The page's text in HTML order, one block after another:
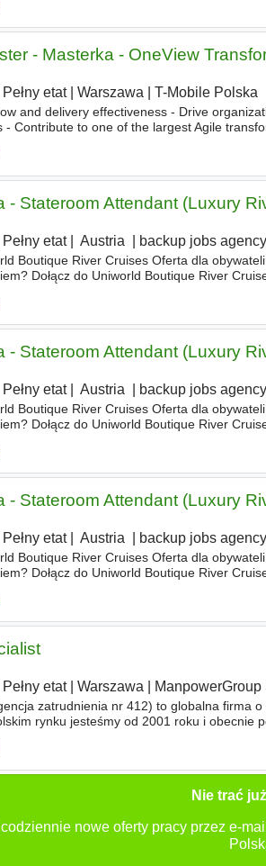
- Masterka - OneView
Pełny etat| Warszawa T-Mobile Polska
and delivery effectiveness - Drive
- Contribute to one of the largest Agile
- Stateroom Attendant (Luxury
Pełny etat| |Austria backup jobs
Boutique River Cruises Oferta dla
Dołącz do Uniworld Boutique River
- Stateroom Attendant (Luxury
Pełny etat| |Austria backup jobs
Boutique River Cruises Oferta dla
Dołącz do Uniworld Boutique River
- Stateroom Attendant (Luxury
Pełny etat| |Austria backup jobs
Boutique River Cruises Oferta dla
Dołącz do Uniworld Boutique River
Pełny etat| Warszawa ManpowerGroup
zatrudnienia nr 412) to globalna firma
rynku jesteśmy od 2001 roku i obecnie
Nie trać
nowe oferty pracy przez e-